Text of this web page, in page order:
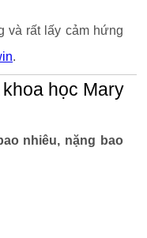
và rất lấy cảm hứng
.
học Mary
nhiêu, nặng bao